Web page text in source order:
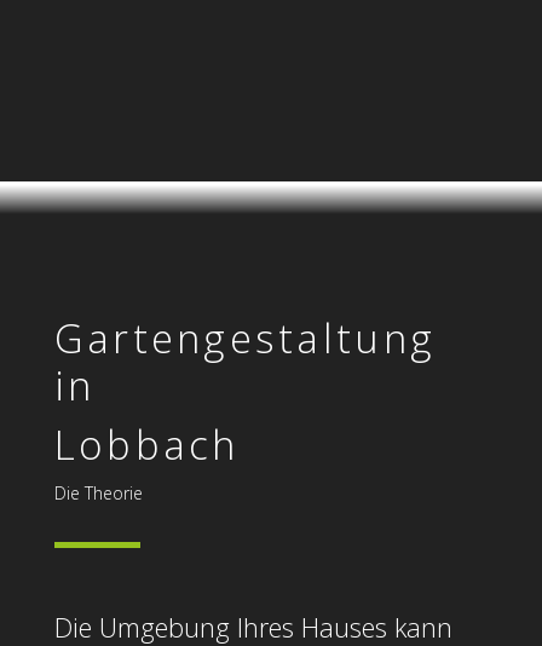
Garten­gestaltung
in
Lobbach
Die Theorie
Die Umgebung Ihres Hauses kann